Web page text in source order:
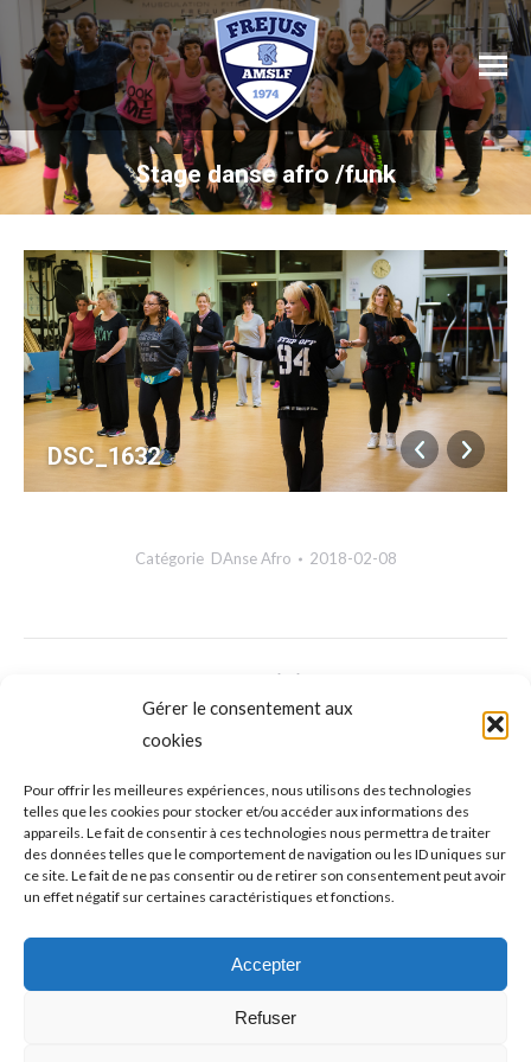
Gérer le consentement aux
cookies
Pour offrir les meilleures expériences, nous utilisons des technologies
telles que les cookies pour stocker et/ou accéder aux informations des
appareils. Le fait de consentir à ces technologies nous permettra de traiter
des données telles que le comportement de navigation ou les ID uniques sur
ce site. Le fait de ne pas consentir ou de retirer son consentement peut avoir
un effet négatif sur certaines caractéristiques et fonctions.
Accepter
Refuser
Stage danse afro /funk
DSC_1632
Catégorie DAnse Afro 2018-02-08
Onglet
Gymnastique sportive : Noël des petits
Onglet
suivant
Volley-boxe
LAISSER UN COMMENTAIRE
pour commenter.